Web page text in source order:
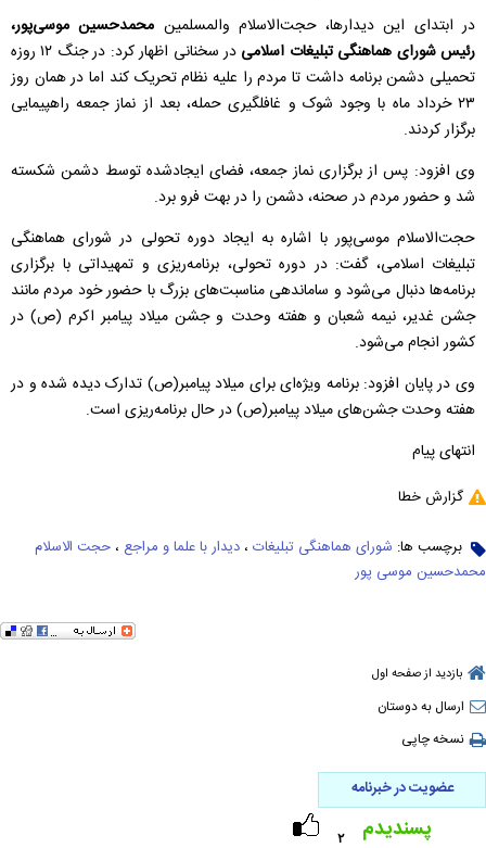
در ابتدای این دیدارها، حجت‌الاسلام والمسلمین محمدحسین موسی‌پور،
رئیس شورای هماهنگی تبلیغات اسلامی
در سخنانی اظهار کرد: در جنگ ۱۲ روزه
تحمیلی دشمن برنامه داشت تا مردم را علیه نظام تحریک کند اما در همان روز
۲۳ خرداد ماه با وجود شوک و غافلگیری حمله، بعد از نماز جمعه راهپیمایی
برگزار کردند.
وی افزود: پس از برگزاری نماز جمعه، فضای ایجادشده توسط دشمن شکسته
شد و حضور مردم در صحنه، دشمن را در بهت فرو برد.
حجت‌الاسلام موسی‌پور با اشاره به ایجاد دوره تحولی در شورای هماهنگی
تبلیغات اسلامی، گفت: در دوره تحولی، برنامه‌ریزی و تمهیداتی با برگزاری
برنامه‌ها دنبال می‌شود و ساماندهی مناسبت‌های بزرگ با حضور خود مردم مانند
جشن غدیر، نیمه شعبان و هفته وحدت و جشن میلاد پیامبر اکرم (ص) در
کشور انجام می‌شود.
وی در پایان افزود: برنامه ویژه‌ای برای میلاد پیامبر(ص) تدارک دیده شده و در
هفته وحدت جشن‌های میلاد پیامبر(ص) در حال برنامه‌ریزی است.
انتهای پیام
گزارش خطا
برچسب ها: شورای هماهنگی تبلیغات ، دیدار با علما و مراجع ، حجت الاسلام
محمدحسین موسی پور
بازدید از صفحه اول
ارسال به دوستان
نسخه چاپی
عضویت در خبرنامه
۲ پسندیدم